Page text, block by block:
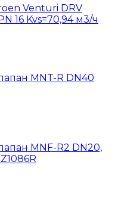
Venturi DRV
16 Kvs=70,94 м3/ч
MNT-R DN40
MNF-R2 DN20,